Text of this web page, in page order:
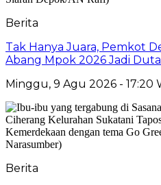
Berita
Tak Hanya Juara, Pemkot
Abang Mpok 2026 Jadi
Minggu, 9 Agu 2026 - 17:20
Berita